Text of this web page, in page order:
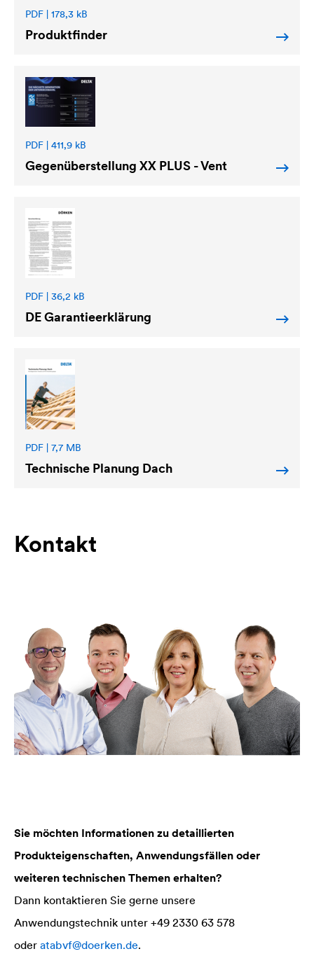
PDF | 178,3 kB
Produktfinder
PDF | 411,9 kB
Gegenüberstellung XX PLUS - Vent
PDF | 36,2 kB
DE Garantieerklärung
PDF | 7,7 MB
Technische Planung Dach
Kontakt
Sie möchten Informationen zu detaillierten
Produkteigenschaften, Anwendungsfällen oder
weiteren technischen Themen erhalten?
Dann kontaktieren Sie gerne unsere
Anwendungstechnik unter +49 2330 63 578
oder atabvf@doerken.de.